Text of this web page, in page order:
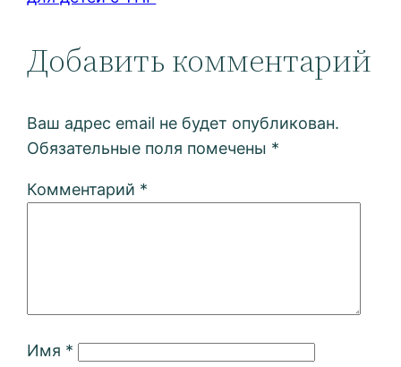
Добавить комментарий
Ваш адрес email не будет опубликован.
Обязательные поля помечены *
Комментарий *
Имя *